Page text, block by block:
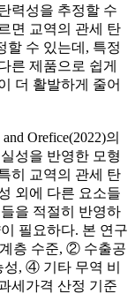
력성을 추정할 수
면 교역의 관세 탄
할 수 있는데, 특정
른 제품으로 쉽게
더 활발하게 줄어
Orefice(2022)의
성을 반영한 모형
히 교역의 관세 탄
외에 다른 요소들
을 적절히 반영하
필요하다. 본 연구
층 수준, ② 수출공
, ④ 기타 무역 비
세가격 산정 기준